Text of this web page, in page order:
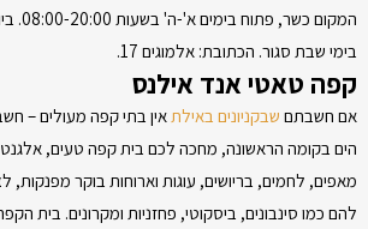
בימי שבת סגור. הכתובת: אלמוגים 17.
קפה טאטי אנד אילנס
אם חשבתם שבקניונים באילת אין בתי קפה מעולים –
הים בקומה הראשונה, מחכה לכם בית קפה טעים, אלגנטי
מאפים, לחמים, בריושים, עוגות וארוחות בוקר
להם כמו סינבונים, ביסקוטי, פחזניות ומקרונים. בית